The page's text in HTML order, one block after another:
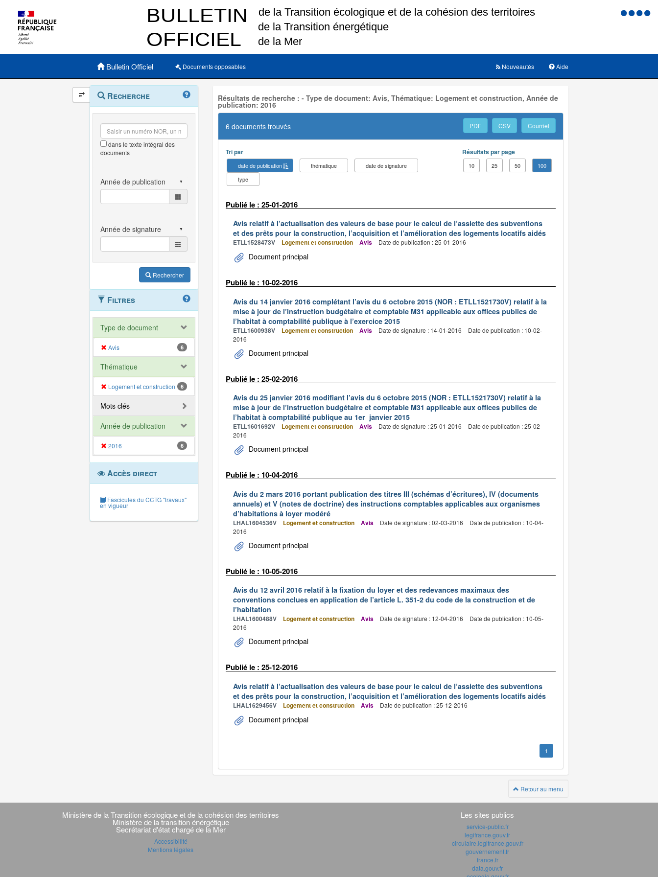
Menu
Menu principal
Bulletin Officiel Documents opposables Aide
Nouveautés
Navigation
et
outils
annexes
Menu
contextuel
Recherche
dans le texte intégral des
documents
Rechercher
Filtres
Type de document
Avis 6
Thématique
Logement et construction 6
Mots clés
Année de publication
2016 6
Accès direct
Fascicules du CCTG "travaux"
en vigueur
Résultats de recherche : - Type de document: Avis, Thématique: Logement et construction, Année de
publication: 2016
6 documents trouvés PDF CSV Courriel
Tri par
date de publication thématique
date de signature
type
Résultats par page
10 25 50 100
Publié le : 25-01-2016
Avis relatif à l’actualisation des valeurs de base pour le calcul de l’assiette des subventions
et des prêts pour la construction, l’acquisition et l’amélioration des logements locatifs aidés
ETLL1528473V Logement et construction Avis Date de publication : 25-01-2016
Document principal
Publié le : 10-02-2016
Avis du 14 janvier 2016 complétant l’avis du 6 octobre 2015 (NOR : ETLL1521730V) relatif à la
mise à jour de l’instruction budgétaire et comptable M31 applicable aux offices publics de
l’habitat à comptabilité publique à l’exercice 2015
ETLL1600938V Logement et construction Avis Date de signature : 14-01-2016
Date de publication : 10-02-
2016
Document principal
Publié le : 25-02-2016
Avis du 25 janvier 2016 modifiant l’avis du 6 octobre 2015 (NOR : ETLL1521730V) relatif à la
mise à jour de l’instruction budgétaire et comptable M31 applicable aux offices publics de
l’habitat à comptabilité publique au 1er janvier 2015
ETLL1601692V Logement et construction Avis Date de signature : 25-01-2016
Date de publication : 25-02-
2016
Document principal
Publié le : 10-04-2016
Avis du 2 mars 2016 portant publication des titres III (schémas d’écritures), IV (documents
annuels) et V (notes de doctrine) des instructions comptables applicables aux organismes
d’habitations à loyer modéré
LHAL1604536V Logement et construction Avis Date de signature : 02-03-2016
Date de publication : 10-04-
2016
Document principal
Publié le : 10-05-2016
Avis du 12 avril 2016 relatif à la fixation du loyer et des redevances maximaux des
conventions conclues en application de l’article L. 351-2 du code de la construction et de
l’habitation
LHAL1600488V Logement et construction Avis Date de signature : 12-04-2016
Date de publication : 10-05-
2016
Document principal
Publié le : 25-12-2016
Avis relatif à l’actualisation des valeurs de base pour le calcul de l’assiette des subventions
et des prêts pour la construction, l’acquisition et l’amélioration des logements locatifs aidés
LHAL1629456V Logement et construction Avis Date de publication : 25-12-2016
Document principal
1
Retour au menu
Navigation
transverseMinistère de la Transition écologique et de la cohésion des territoires
Ministère de la transition énérgétique
Secrétariat d'état chargé de la Mer
Accessibilité
Mentions légales
Les sites publics
service-public.fr
legifrance.gouv.fr
circulaire.legifrance.gouv.fr
gouvernement.fr
france.fr
data.gouv.fr